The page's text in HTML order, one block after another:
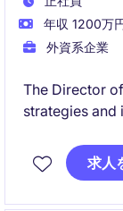
年収 1200万
外資系企業
The Director
strategies and
tourism
the
求人